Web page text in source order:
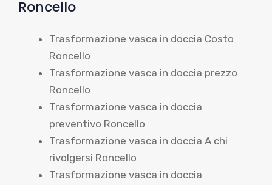
Roncello
Trasformazione vasca in doccia Costo
Roncello
Trasformazione vasca in doccia prezzo
Roncello
Trasformazione vasca in doccia
preventivo Roncello
Trasformazione vasca in doccia A chi
rivolgersi Roncello
Trasformazione vasca in doccia